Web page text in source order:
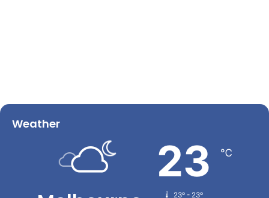
Weather
23 ℃
23º - 23º